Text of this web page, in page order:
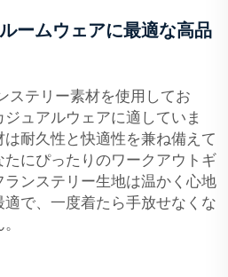
ームウェアに最適な高品
ステリー素材を使用してお
ュアルウェアに適していま
耐久性と快適性を兼ね備えて
にぴったりのワークアウトギ
ンステリー生地は温かく心地
で、一度着たら手放せなくな